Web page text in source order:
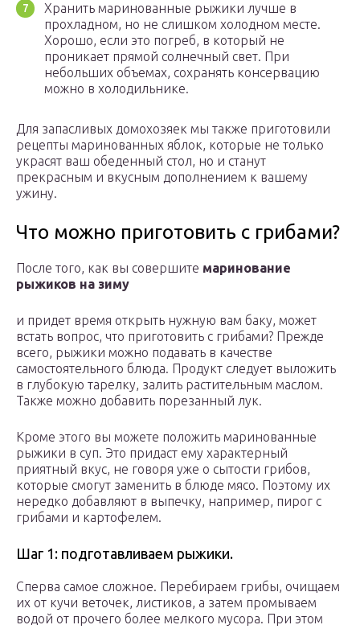
Хранить маринованные рыжики лучше в
прохладном, но не слишком холодном месте.
Хорошо, если это погреб, в который не
проникает прямой солнечный свет. При
небольших объемах, сохранять консервацию
можно в холодильнике.
Для запасливых домохозяек мы также приготовили
рецепты маринованных яблок, которые не только
украсят ваш обеденный стол, но и станут
прекрасным и вкусным дополнением к вашему
ужину.
Что можно приготовить с грибами?
После того, как вы совершите маринование
рыжиков на зиму
и придет время открыть нужную вам баку, может
встать вопрос, что приготовить с грибами? Прежде
всего, рыжики можно подавать в качестве
самостоятельного блюда. Продукт следует выложить
в глубокую тарелку, залить растительным маслом.
Также можно добавить порезанный лук.
Кроме этого вы можете положить маринованные
рыжики в суп. Это придаст ему характерный
приятный вкус, не говоря уже о сытости грибов,
которые смогут заменить в блюде мясо. Поэтому их
нередко добавляют в выпечку, например, пирог с
грибами и картофелем.
Шаг 1: подготавливаем рыжики.
Сперва самое сложное. Перебираем грибы, очищаем
их от кучи веточек, листиков, а затем промываем
водой от прочего более мелкого мусора. При этом